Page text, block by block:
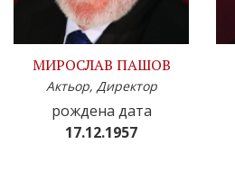
МИРОСЛАВ ПАШОВ
Актьор, Директор
рождена дата
17.12.1957